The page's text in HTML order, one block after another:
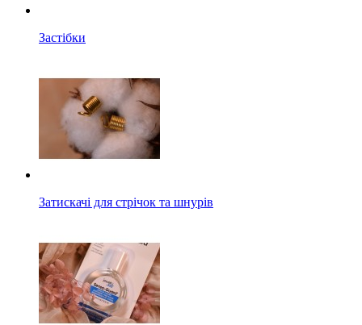
Застібки
Затискачі для стрічок та шнурів